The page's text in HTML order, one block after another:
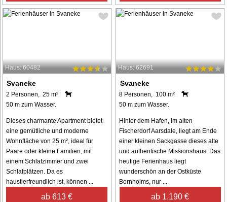
Haus: 60482
Svaneke
2 Personen, 25 m²
50 m zum Wasser.
Dieses charmante Apartment bietet
eine gemütliche und moderne
Wohnfläche von 25 m², ideal für
Paare oder kleine Familien, mit
einem Schlafzimmer und zwei
Schlafplätzen. Da es
haustierfreundlich ist, können ...
ab 613 €
Haus: 62691
Svaneke
8 Personen, 100 m²
50 m zum Wasser.
Hinter dem Hafen, im alten
Fischerdorf Aarsdale, liegt am Ende
einer kleinen Sackgasse dieses alte
und authentische Missionshaus. Das
heutige Ferienhaus liegt
wunderschön an der Ostküste
Bornholms, nur ...
ab 1.190 €